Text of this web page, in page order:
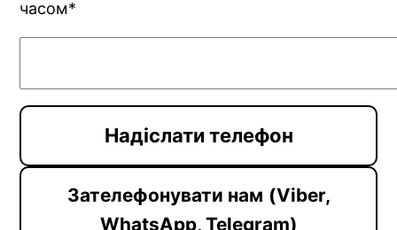
часом*
Зателефонувати нам (Viber,
WhatsApp, Telegram)